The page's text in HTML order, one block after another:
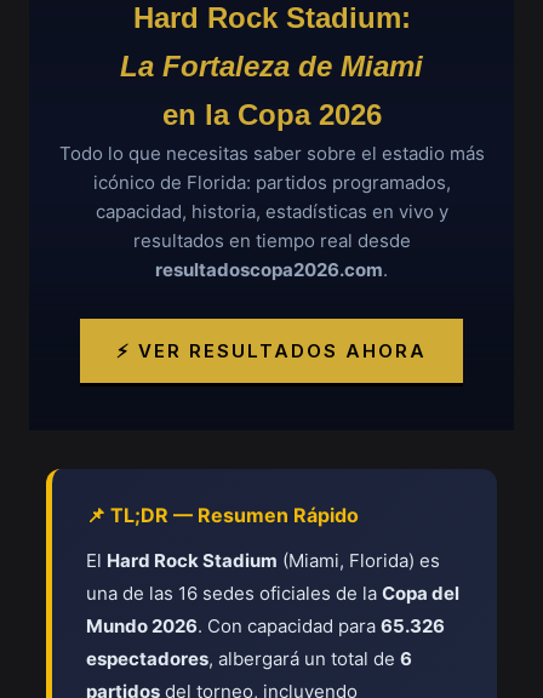
Hard Rock Stadium:
La Fortaleza de Miami
en la Copa 2026
Todo lo que necesitas saber sobre el estadio más
icónico de Florida: partidos programados,
capacidad, historia, estadísticas en vivo y
resultados en tiempo real desde
resultadoscopa2026.com.
⚡ VER RESULTADOS AHORA
📌 TL;DR — Resumen Rápido
El Hard Rock Stadium (Miami, Florida) es
una de las 16 sedes oficiales de la Copa del
Mundo 2026. Con capacidad para 65.326
espectadores, albergará un total de 6
partidos del torneo, incluyendo